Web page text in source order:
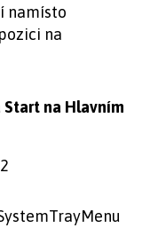
namísto
na
na Hlavním